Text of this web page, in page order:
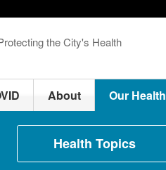
the City's Health
About Our Health
Health Topics